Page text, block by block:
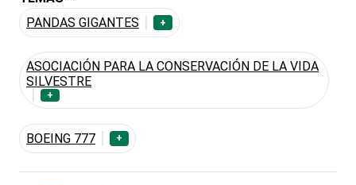
PANDAS GIGANTES
+
ASOCIACIÓN PARA LA CONSERVACIÓN DE LA VIDA
SILVESTRE
+
BOEING 777 +